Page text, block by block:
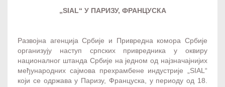
„SIAL“ У ПАРИЗУ, ФРАНЦУСКА
Развојна агенција Србије и Привредна комора Србије
организују наступ српских привредника у оквиру
националног штанда Србије на једном од најзначајнијих
међународних сајмова прехрамбене индустрије „SIAL“
који се одржава у Паризу, Француска, у периоду од 18.